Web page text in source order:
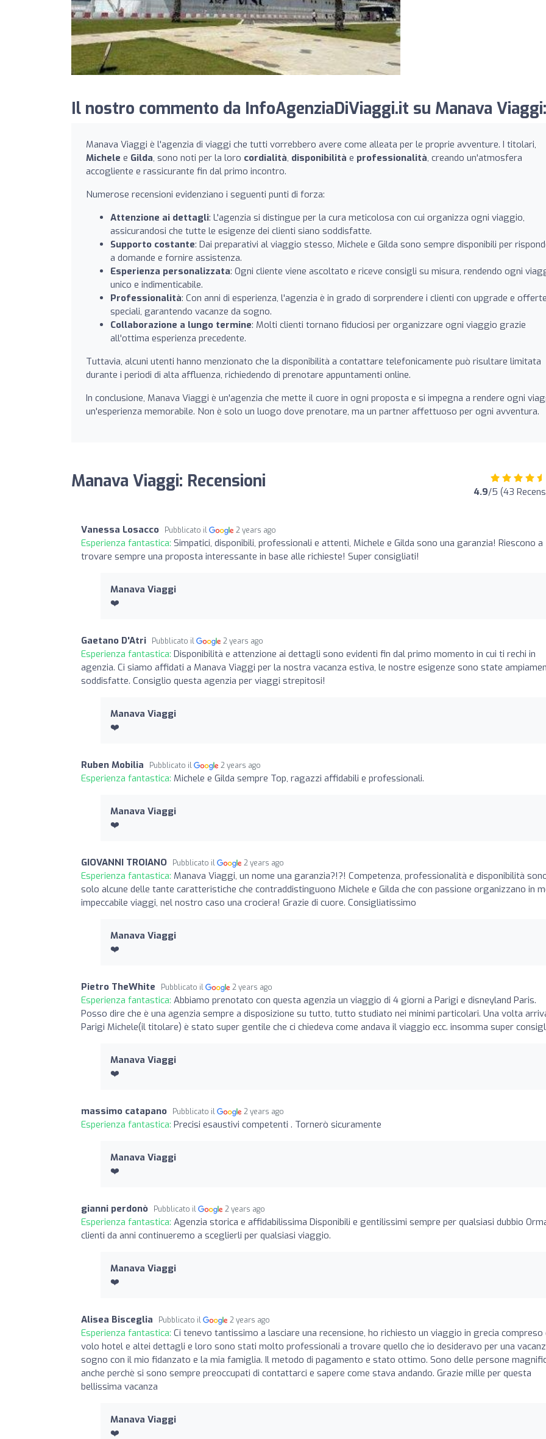
Il nostro commento da InfoAgenziaDiViaggi.it su Manava Viaggi:
Manava Viaggi è l'agenzia di viaggi che tutti vorrebbero avere come alleata per le proprie avventure. I titolari,
Michele e Gilda, sono noti per la loro cordialità, disponibilità e professionalità, creando un'atmosfera
accogliente e rassicurante fin dal primo incontro.
Numerose recensioni evidenziano i seguenti punti di forza:
Attenzione ai dettagli: L'agenzia si distingue per la cura meticolosa con cui organizza ogni viaggio,
assicurandosi che tutte le esigenze dei clienti siano soddisfatte.
Supporto costante: Dai preparativi al viaggio stesso, Michele e Gilda sono sempre disponibili per
a domande e fornire assistenza.
Esperienza personalizzata: Ogni cliente viene ascoltato e riceve consigli su misura, rendendo ogni
unico e indimenticabile.
Professionalità: Con anni di esperienza, l'agenzia è in grado di sorprendere i clienti con upgrade e offerte
speciali, garantendo vacanze da sogno.
Collaborazione a lungo termine: Molti clienti tornano fiduciosi per organizzare ogni viaggio grazie
all'ottima esperienza precedente.
Tuttavia, alcuni utenti hanno menzionato che la disponibilità a contattare telefonicamente può risultare limitata
durante i periodi di alta affluenza, richiedendo di prenotare appuntamenti online.
In conclusione, Manava Viaggi è un'agenzia che mette il cuore in ogni proposta e si impegna a rendere ogni
un'esperienza memorabile. Non è solo un luogo dove prenotare, ma un partner affettuoso per ogni avventura.
Manava Viaggi: Recensioni 4.9/5 (43
Vanessa Losacco Pubblicato il 2 years ago
Esperienza fantastica: Simpatici, disponibili, professionali e attenti, Michele e Gilda sono una garanzia! Riescono a
trovare sempre una proposta interessante in base alle richieste! Super consigliati!
Manava Viaggi
❤️
Gaetano D'Atri Pubblicato il 2 years ago
Esperienza fantastica: Disponibilità e attenzione ai dettagli sono evidenti fin dal primo momento in cui ti rechi in
agenzia. Ci siamo affidati a Manava Viaggi per la nostra vacanza estiva, le nostre esigenze sono state
soddisfatte. Consiglio questa agenzia per viaggi strepitosi!
Manava Viaggi
❤️
Ruben Mobilia Pubblicato il 2 years ago
Esperienza fantastica: Michele e Gilda sempre Top, ragazzi affidabili e professionali.
Manava Viaggi
❤️
GIOVANNI TROIANO Pubblicato il 2 years ago
Esperienza fantastica: Manava Viaggi, un nome una garanzia?!?! Competenza, professionalità e disponibilità
solo alcune delle tante caratteristiche che contraddistinguono Michele e Gilda che con passione organizzano in
impeccabile viaggi, nel nostro caso una crociera! Grazie di cuore. Consigliatissimo
Manava Viaggi
❤️
Pietro TheWhite Pubblicato il 2 years ago
Esperienza fantastica: Abbiamo prenotato con questa agenzia un viaggio di 4 giorni a Parigi e disneyland Paris.
Posso dire che è una agenzia sempre a disposizione su tutto, tutto studiato nei minimi particolari. Una volta
Parigi Michele(il titolare) è stato super gentile che ci chiedeva come andava il viaggio ecc. insomma super
Manava Viaggi
❤️
massimo catapano Pubblicato il 2 years ago
Esperienza fantastica: Precisi esaustivi competenti . Tornerò sicuramente
Manava Viaggi
❤️
gianni perdonò Pubblicato il 2 years ago
Esperienza fantastica: Agenzia storica e affidabilissima Disponibili e gentilissimi sempre per qualsiasi dubbio
clienti da anni continueremo a sceglierli per qualsiasi viaggio.
Manava Viaggi
❤️
Alisea Bisceglia Pubblicato il 2 years ago
Esperienza fantastica: Ci tenevo tantissimo a lasciare una recensione, ho richiesto un viaggio in grecia compreso
volo hotel e altei dettagli e loro sono stati molto professionali a trovare quello che io desideravo per una
sogno con il mio fidanzato e la mia famiglia. Il metodo di pagamento e stato ottimo. Sono delle persone
anche perchè si sono sempre preoccupati di contattarci e sapere come stava andando. Grazie mille per questa
bellissima vacanza
Manava Viaggi
❤️